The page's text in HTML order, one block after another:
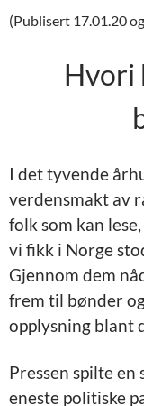
(Publisert 17.01.20
Hvori
I det tyvende
verdensmakt av
folk som kan
vi fikk i Norge
Gjennom dem
frem til bønder
opplysning blant
Pressen spilte
eneste politiske